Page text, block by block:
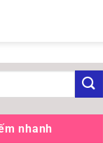
nhanh